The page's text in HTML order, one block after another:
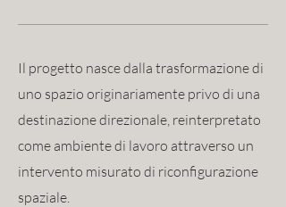
Il progetto nasce dalla trasformazione di
uno spazio originariamente privo di una
destinazione direzionale, reinterpretato
come ambiente di lavoro attraverso un
intervento misurato di riconfigurazione
spaziale.